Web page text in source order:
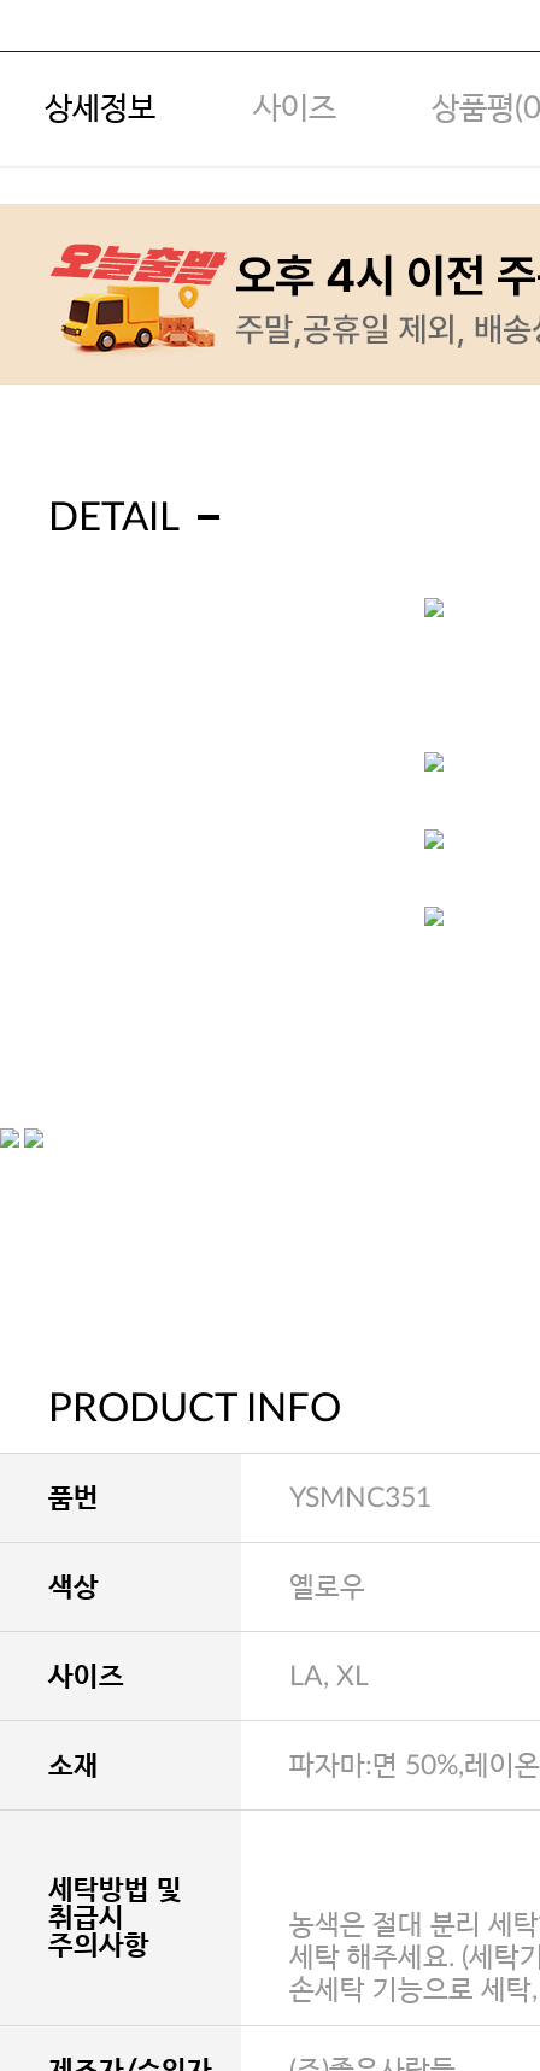
상세정보 사이즈 상품평(0
DETAIL
PRODUCT INFO
품번 YSMNC351
색상 옐로우
사이즈 LA, XL
소재 파자마:면 50%,레이
세탁방법 및
취급시
주의사항
농색은 절대 분리 세
세탁 해주세요. (세탁
손세탁 기능으로 세탁